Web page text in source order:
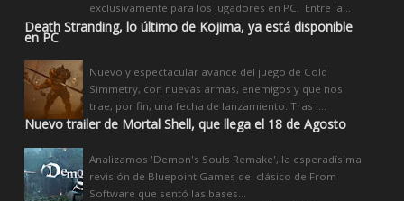
Death Stranding, lo último de Kojima, ya está disponible
en PC
exclusivamente para los jugadores en PC. Entre la...
Nuevo trailer de Mortal Shell, que llega el 18 de Agosto
Nuevo y espectacular avance del juego de Cold
Simmetry, con nuevas armas, enemigos y que nos
trae, por fin, una fecha de lanzamiento. Tras l...
Analizamos 'Demon's Souls Remake', la esperadísima
revisión de Bluepoint Games del clásico de From
Software que sentó las bases...